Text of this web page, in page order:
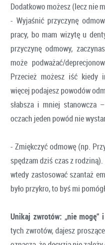
Dodatkowo możesz (lecz nie
- Wyjaśnić przyczynę
pracy, bo mam wizytę u
przyczynę odmowy,
może podważać/
Przecież możesz iść kiedy
więcej podajesz powodów
słabsza i mniej stanowcza
oczach jeden powód nie
- Zmiękczyć odmowę (np.
spędzam dziś czas z
wtedy zastosować szantaż
było przykro, to byś mi
Unikaj zwrotów: „nie mogę”
tych zwrotów, dajesz